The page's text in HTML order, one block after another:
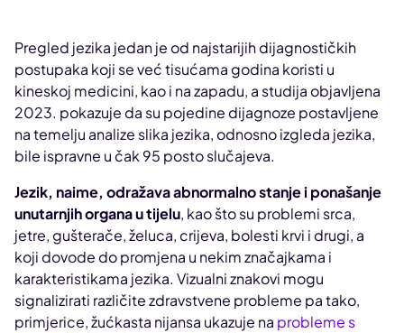
Pregled jezika jedan je od najstarijih dijagnostičkih
postupaka koji se već tisućama godina koristi u
kineskoj medicini, kao i na zapadu, a studija objavljena
2023. pokazuje da su pojedine dijagnoze postavljene
na temelju analize slika jezika, odnosno izgleda jezika,
bile ispravne u čak 95 posto slučajeva.
Jezik, naime, odražava abnormalno stanje i ponašanje
unutarnjih organa u tijelu, kao što su problemi srca,
jetre, gušterače, želuca, crijeva, bolesti krvi i drugi, a
koji dovode do promjena u nekim značajkama i
karakteristikama jezika. Vizualni znakovi mogu
signalizirati različite zdravstvene probleme pa tako,
primjerice, žućkasta nijansa ukazuje na probleme s